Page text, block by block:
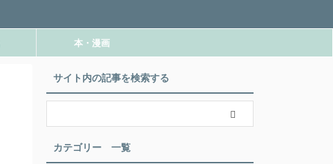
本・漫画
サイト内の記事を検索する
カテゴリー 一覧